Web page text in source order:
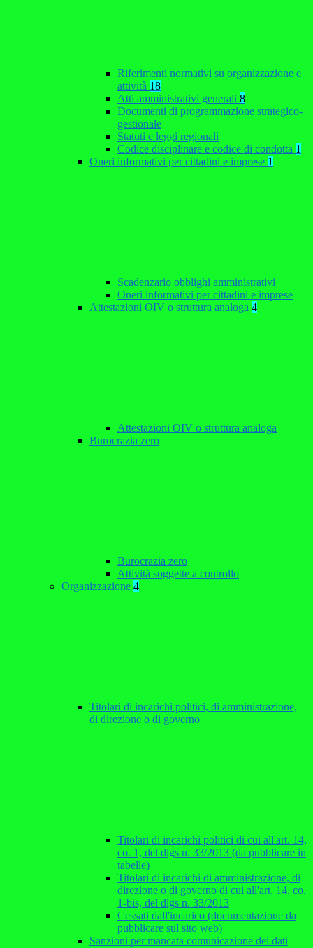
Riferimenti normativi su organizzazione e
attività 18
Atti amministrativi generali 8
Documenti di programmazione strategico-
gestionale
Statuti e leggi regionali
Codice disciplinare e codice di condotta 1
Oneri informativi per cittadini e imprese 1
Scadenzario obblighi amministrativi
Oneri informativi per cittadini e imprese
Attestazioni OIV o struttura analoga 4
Attestazioni OIV o struttura analoga
Burocrazia zero
Burocrazia zero
Attività soggette a controllo
Organizzazione 4
Titolari di incarichi politici, di amministrazione,
di direzione o di governo
Titolari di incarichi politici di cui all'art. 14,
co. 1, del dlgs n. 33/2013 (da pubblicare in
tabelle)
Titolari di incarichi di amministrazione, di
direzione o di governo di cui all'art. 14, co.
1-bis, del dlgs n. 33/2013
Cessati dall'incarico (documentazione da
pubblicare sul sito web)
Sanzioni per mancata comunicazione dei dati